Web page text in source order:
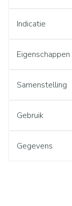
Indicatie
Eigenschappen
Samenstelling
Gebruik
Gegevens